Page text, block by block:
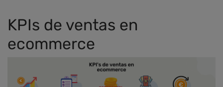
KPIs de ventas en
ecommerce